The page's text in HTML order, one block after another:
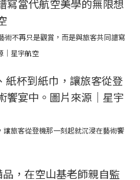
術不再只是觀賞，而是與旅客共同譜寫
｜星宇航空
旅客從登機那一刻起就沉浸在藝術饗